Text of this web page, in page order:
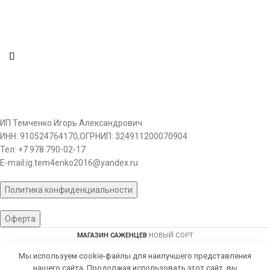
ИП Темченко Игорь Александрович
ИНН: 910524764170,ОГРНИП: 324911200070904
Тел: +7 978 790-02-17
E-mail:ig.tem4enko2016@yandex.ru
Политика конфиденциальности
Оферта
МАГАЗИН САЖЕНЦЕВ НОВЫЙ СОРТ
ARK WEB| Создание интернет магазина
Мы используем cookie-файлы для наилучшего представления
нашего сайта. Продолжая использовать этот сайт, вы